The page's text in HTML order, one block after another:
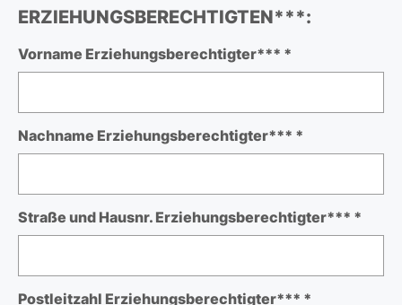
ERZIEHUNGSBERECHTIGTEN***:
Vorname Erziehungsberechtigter*** *
Nachname Erziehungsberechtigter*** *
Straße und Hausnr. Erziehungsberechtigter*** *
Postleitzahl Erziehungsberechtigter*** *